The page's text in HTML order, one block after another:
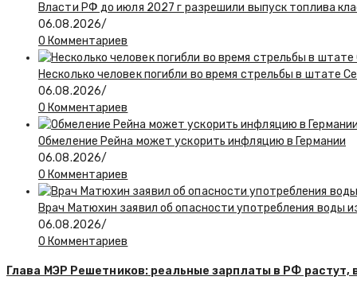
Власти РФ до июля 2027 г разрешили выпуск топлива
06.08.2026/
0 Комментариев
Несколько человек погибли во время стрельбы в штате
06.08.2026/
0 Комментариев
Обмеление Рейна может ускорить инфляцию в Германии
06.08.2026/
0 Комментариев
Врач Матюхин заявил об опасности употребления воды
06.08.2026/
0 Комментариев
Глава МЭР Решетников: реальные зарплаты в РФ растут,